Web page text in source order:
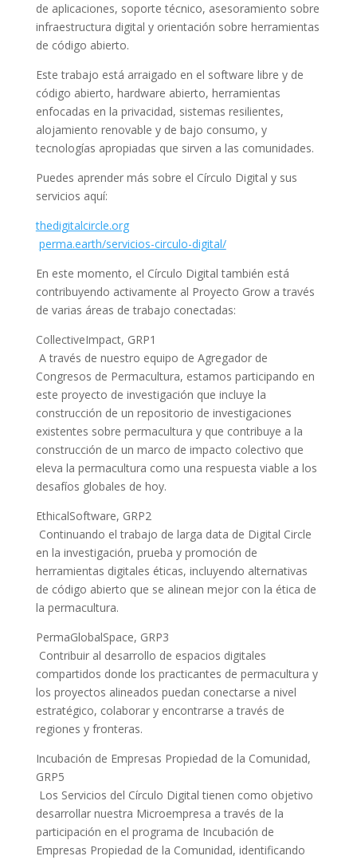
de aplicaciones, soporte técnico, asesoramiento sobre
infraestructura digital y orientación sobre herramientas
de código abierto.
Este trabajo está arraigado en el software libre y de
código abierto, hardware abierto, herramientas
enfocadas en la privacidad, sistemas resilientes,
alojamiento renovable y de bajo consumo, y
tecnologías apropiadas que sirven a las comunidades.
Puedes aprender más sobre el Círculo Digital y sus
servicios aquí:
thedigitalcircle.org
perma.earth/servicios-circulo-digital/
En este momento, el Círculo Digital también está
contribuyendo activamente al Proyecto Grow a través
de varias áreas de trabajo conectadas:
CollectiveImpact, GRP1
A través de nuestro equipo de Agregador de
Congresos de Permacultura, estamos participando en
este proyecto de investigación que incluye la
construcción de un repositorio de investigaciones
existentes sobre permacultura y que contribuye a la
construcción de un marco de impacto colectivo que
eleva la permacultura como una respuesta viable a los
desafíos globales de hoy.
EthicalSoftware, GRP2
Continuando el trabajo de larga data de Digital Circle
en la investigación, prueba y promoción de
herramientas digitales éticas, incluyendo alternativas
de código abierto que se alinean mejor con la ética de
la permacultura.
PermaGlobalSpace, GRP3
Contribuir al desarrollo de espacios digitales
compartidos donde los practicantes de permacultura y
los proyectos alineados puedan conectarse a nivel
estratégico, colaborar y encontrarse a través de
regiones y fronteras.
Incubación de Empresas Propiedad de la Comunidad,
GRP5
Los Servicios del Círculo Digital tienen como objetivo
desarrollar nuestra Microempresa a través de la
participación en el programa de Incubación de
Empresas Propiedad de la Comunidad, identificando